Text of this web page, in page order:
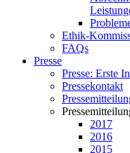
Ethik-
FAQs
Presse
Presse: Erste
Pressekontakt
2017
2016
2015